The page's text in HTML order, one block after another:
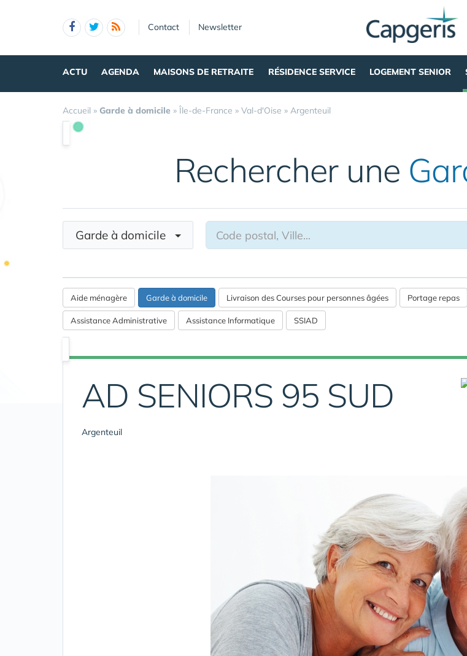
Contact Newsletter
ACTU AGENDA MAISONS DE RETRAITE RÉSIDENCE SERVICE LOGEMENT SENIOR
Accueil » Garde à domicile » Île-de-France » Val-d'Oise » Argenteuil
Rechercher une
Garde à domicile
Aide ménagère Garde à domicile Livraison des Courses pour personnes âgées Portage repas
Assistance Administrative Assistance Informatique SSIAD
AD SENIORS 95 SUD
Argenteuil